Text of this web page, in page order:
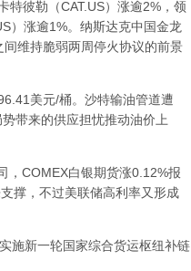
彼勒（CAT.US）涨逾2%，领
）涨逾1%。纳斯达克中国金龙
维持脆弱两周停火协议的前景
美元/桶。沙特输油管道遭
带来的供应担忧推动油价上
COMEX白银期货涨0.12%报
撑，不过美联储高利率又形成
新一轮国家综合货运枢纽补链